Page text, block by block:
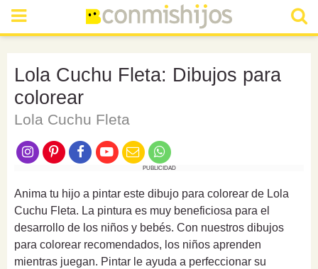
Lola Cuchu Fleta: Dibujos para
colorear
Lola Cuchu Fleta
PUBLICIDAD
Anima tu hijo a pintar este dibujo para colorear de Lola
Cuchu Fleta. La pintura es muy beneficiosa para el
desarrollo de los niños y bebés. Con nuestros dibujos
para colorear recomendados, los niños aprenden
mientras juegan. Pintar le ayuda a perfeccionar su